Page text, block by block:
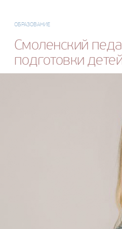
ОБРАЗОВАНИЕ
Смоленский
подготовки